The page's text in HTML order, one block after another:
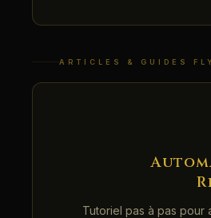
ARTICLES & GUIDES
Tutoriel pas à pas pour